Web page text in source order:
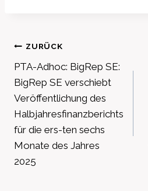
Beitragsnavigation
ZURÜCK
PTA-Adhoc: BigRep SE:
BigRep SE verschiebt
Veröffentlichung des
Halbjahresfinanzberichts
für die ers-ten sechs
Monate des Jahres
2025